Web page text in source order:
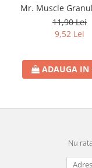
Periuta de Dinti
Periuta de Dinti Oral B
Ingrijire Adulti
Scutece Adulti
Mr. Muscle
11,90 Lei
9,52 Lei
ADAUGA IN
Nu